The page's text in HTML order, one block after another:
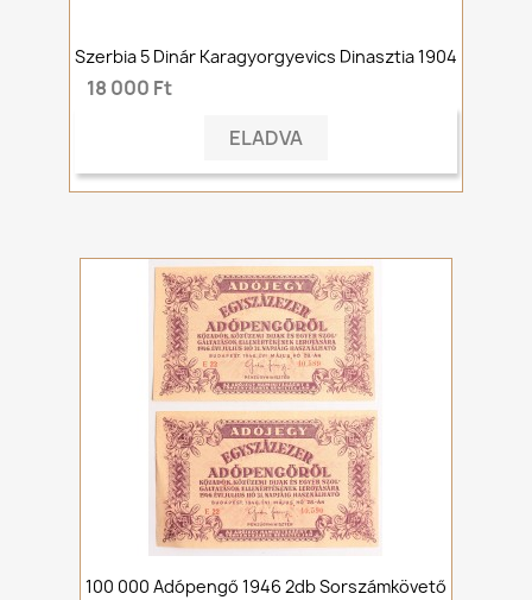
Szerbia 5 Dinár Karagyorgyevics Dinasztia 1904
18 000 Ft
ELADVA
100 000 Adópengő 1946 2db Sorszámkövető